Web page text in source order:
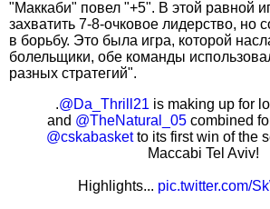
"Маккаби" повел "+5". В этой равной
захватить 7-8-очковое лидерство, но
в борьбу. Это была игра, которой
болельщики, обе команды
разных стратегий".
.@Da_Thrill21 is making up for
and @TheNatural_05combined
@cskabasketto its first win of the
Maccabi Tel Aviv!
Highlights... pic.twitter.com/